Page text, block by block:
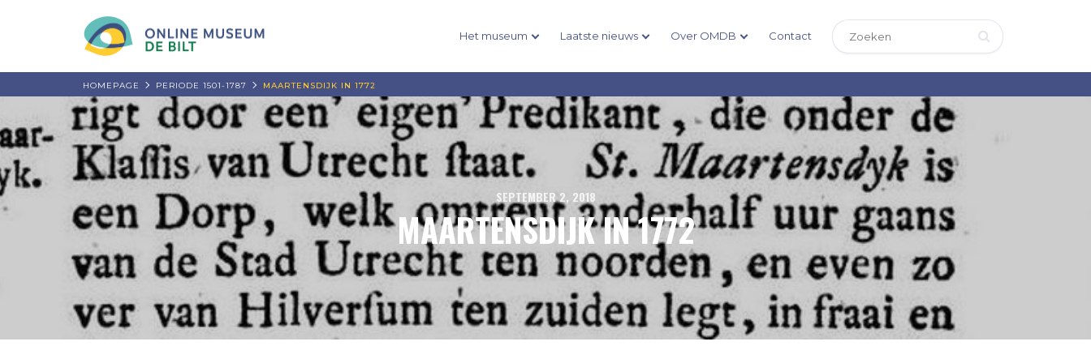
Het museum Laatste nieuws Over OMDB Contact
HOMEPAGE PERIODE 1501-1787 MAARTENSDIJK IN 1772
SEPTEMBER 2, 2018
MAARTENSDIJK IN 1772